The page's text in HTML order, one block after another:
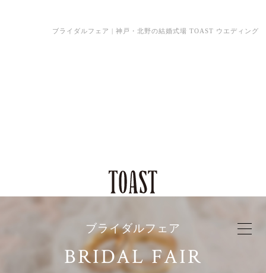
ブライダルフェア | 神戸・北野の結婚式場 TOAST ウエディング
ブライダルフェア
BRIDAL FAIR